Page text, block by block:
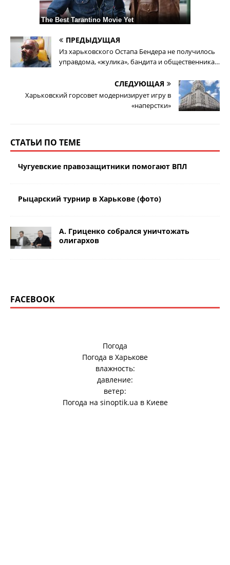
ПРЕДЫДУЩАЯ
Из харьковского Остапа Бендера не получилось
управдома, «жулика», бандита и общественника…
СЛЕДУЮЩАЯ
Харьковский горсовет модернизирует игру в
«наперстки»
СТАТЬИ ПО ТЕМЕ
Чугуевские правозащитники помогают ВПЛ
Рыцарский турнир в Харькове (фото)
А. Гриценко собрался уничтожать
олигархов
FACEBOOK
Погода
Погода в Харькове
влажность:
давление:
ветер:
Погода на sinoptik.ua в Киеве